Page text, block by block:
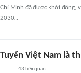
Chí Minh đã được khởi động,
2030…
Tuyển Việt Nam là
43 liên quan